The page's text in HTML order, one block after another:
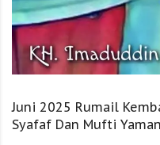
Juni 2025 Rumail
Syafaf Dan Mufti